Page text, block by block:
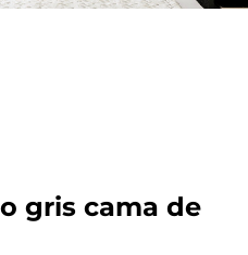
gris cama de